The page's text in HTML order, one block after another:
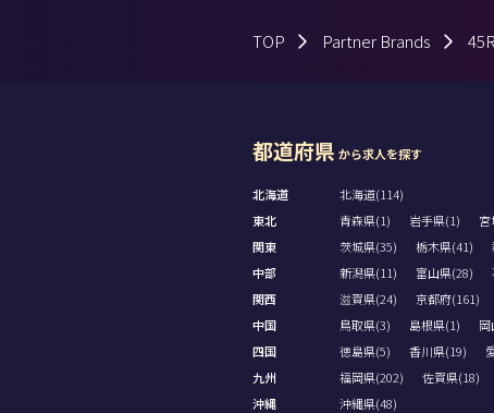
TOP Partner Brands
都道府県 から求人を探す
北海道
北海道(114)
東北
青森県(1) 岩手県(1)
関東
茨城県(35) 栃木県(41)
中部
新潟県(11) 富山県(28)
関西
滋賀県(24) 京都府(161)
中国
鳥取県(3) 島根県(1)
四国
徳島県(5) 香川県(19)
九州
福岡県(202) 佐賀県(18)
沖縄
沖縄県(48)